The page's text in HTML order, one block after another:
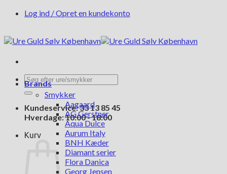
FortsætLog ind / Opret en kundekonto
Søg
efter:
Kundeservice: 33 13 85 45
Hverdage: 10:00 - 18:00
Kurv
Brands
Smykker
Aagaard
AG Gerstner
Aqua Dulce
Aurum Italy
BNH Kæder
Diamant serier
Flora Danica
Georg Jensen